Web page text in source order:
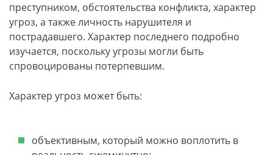
преступником, обстоятельства конфликта, характер
угроз, а также личность нарушителя и
пострадавшего. Характер последнего подробно
изучается, поскольку угрозы могли быть
спровоцированы потерпевшим.
Характер угроз может быть:
объективным, который можно воплотить в